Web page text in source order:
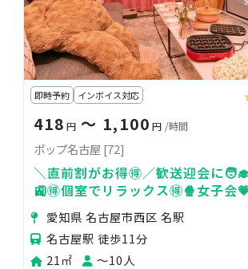
即時予約 インボイス対応
418 円〜 1,100 円 /時間
ポップ名古屋 [72]
＼直前割がお得🉐／歓送迎会に
🚉🉐個室でリラックス🉐🍿女子会
ト🎀 [72]
愛知県 名古屋市西区 名駅
名古屋駅 徒歩11分
21㎡
〜10人